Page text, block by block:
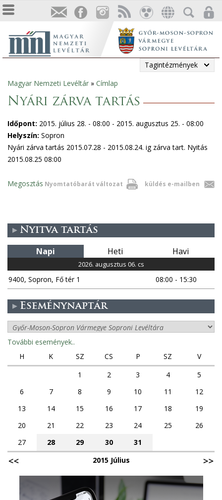
Tagintézmények
Jelenlegi
hely
Magyar Nemzeti Levéltár » Címlap
Nyári zárva tartás
Időpont: 2015. július 28. - 08:00 - 2015. augusztus 25. - 08:00
Helyszín: Sopron
Nyári zárva tartás 2015.07.28 - 2015.08.24. ig zárva tart. Nyitás
2015.08.25 08:00
Nyomtatóbarát változat küldés e-mailben
Megosztás
Nyitva tartás
Napi Heti Havi
2026. augusztus 06. cs
9400, Sopron, Fő tér 1 08:00 - 15:30
Eseménynaptár
További események..
H
K SZ CS P SZ
V
1
2 3 4
5
6
7 8 9 10 11
12
13
14 15 16 17 18
19
20
21 22 23 24 25
26
27
28 29 30
31
2015 Július